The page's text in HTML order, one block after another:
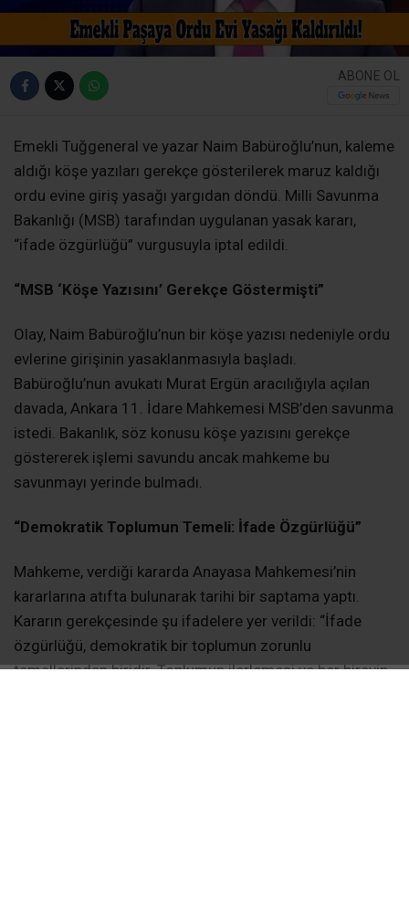
ABONE OL
Emekli Tuğgeneral ve yazar Naim Babüroğlu’nun, kaleme
aldığı köşe yazıları gerekçe gösterilerek maruz kaldığı
ordu evine giriş yasağı yargıdan döndü. Milli Savunma
Bakanlığı (MSB) tarafından uygulanan yasak kararı,
“ifade özgürlüğü” vurgusuyla iptal edildi.
“MSB ‘Köşe Yazısını’ Gerekçe Göstermişti”
Olay, Naim Babüroğlu’nun bir köşe yazısı nedeniyle ordu
evlerine girişinin yasaklanmasıyla başladı.
Babüroğlu’nun avukatı Murat Ergün aracılığıyla açılan
davada, Ankara 11. İdare Mahkemesi MSB’den savunma
istedi. Bakanlık, söz konusu köşe yazısını gerekçe
göstererek işlemi savundu ancak mahkeme bu
savunmayı yerinde bulmadı.
“Demokratik Toplumun Temeli: İfade Özgürlüğü”
Mahkeme, verdiği kararda Anayasa Mahkemesi’nin
kararlarına atıfta bulunarak tarihi bir saptama yaptı.
Kararın gerekçesinde şu ifadelere yer verildi: “İfade
özgürlüğü, demokratik bir toplumun zorunlu
temellerinden biridir. Toplumun ilerlemesi ve her bireyin